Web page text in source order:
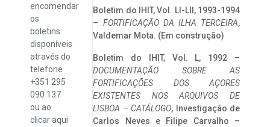
encomendar
os
boletins
disponíveis
através do
telefone
+351 295
090 137
ou ao
clicaraqui
Boletim do IHIT, Vol. LI-LII, 1993-1994
– FORTIFICAÇÃO DA ILHA TERCEIRA,
Valdemar Mota. (Em construção)
Boletim do IHIT, Vol. L, 1992 –
DOCUMENTAÇÃO SOBRE AS
FORTIFICAÇÕES DOS AÇORES
EXISTENTES NOS ARQUIVOS DE
LISBOA – CATÁLOGO, Investigação de
Carlos Neves e Filipe Carvalho –